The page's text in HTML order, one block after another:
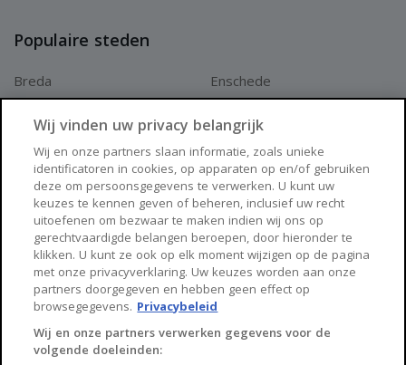
Populaire steden
Breda
Arnhem
Enschede
Zwolle
Huisnet
Over Huisnet
Algemene voorwaarden
Privacybeleid
Contact
Wij vinden uw privacy belangrijk
Wij en onze partners slaan informatie, zoals unieke
identificatoren in cookies, op apparaten op en/of gebruiken
deze om persoonsgegevens te verwerken. U kunt uw
keuzes te kennen geven of beheren, inclusief uw recht
uitoefenen om bezwaar te maken indien wij ons op
gerechtvaardigde belangen beroepen, door hieronder te
klikken. U kunt ze ook op elk moment wijzigen op de pagina
met onze privacyverklaring. Uw keuzes worden aan onze
partners doorgegeven en hebben geen effect op
browsegegevens. Privacybeleid
Wij en onze partners verwerken gegevens voor de
volgende doeleinden: